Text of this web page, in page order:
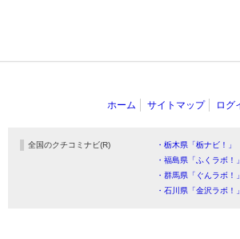
ホーム サイトマップ ログ
全国のクチコミナビ(R) ・栃木県「栃ナビ！」
・福島県「ふくラボ！」
・群馬県「ぐんラボ！」
・石川県「金沢ラボ！」